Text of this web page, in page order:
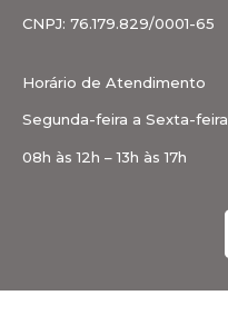
CNPJ: 76.179.829/0001-65
Horário de Atendimento
Segunda-feira a Sexta-feira
08h às 12h – 13h às 17h